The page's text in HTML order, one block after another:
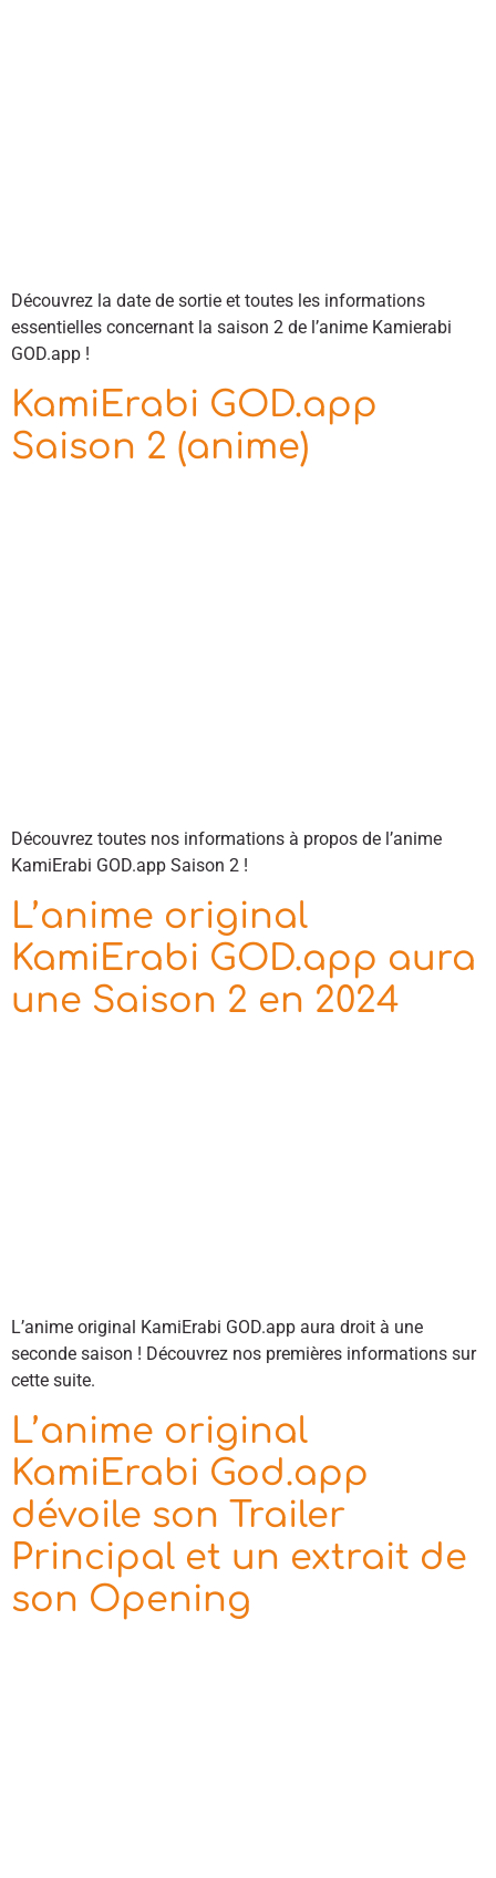
Découvrez la date de sortie et toutes les informations
essentielles concernant la saison 2 de l’anime Kamierabi
GOD.app !
KamiErabi GOD.app
Saison 2 (anime)
Découvrez toutes nos informations à propos de l’anime
KamiErabi GOD.app Saison 2 !
L’anime original
KamiErabi GOD.app aura
une Saison 2 en 2024
L’anime original KamiErabi GOD.app aura droit à une
seconde saison ! Découvrez nos premières informations sur
cette suite.
L’anime original
KamiErabi God.app
dévoile son Trailer
Principal et un extrait de
son Opening